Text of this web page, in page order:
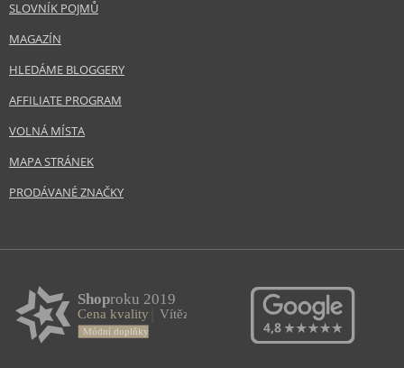
SLOVNÍK POJMŮ
MAGAZÍN
HLEDÁME BLOGGERY
AFFILIATE PROGRAM
VOLNÁ MÍSTA
MAPA STRÁNEK
PRODÁVANÉ ZNAČKY